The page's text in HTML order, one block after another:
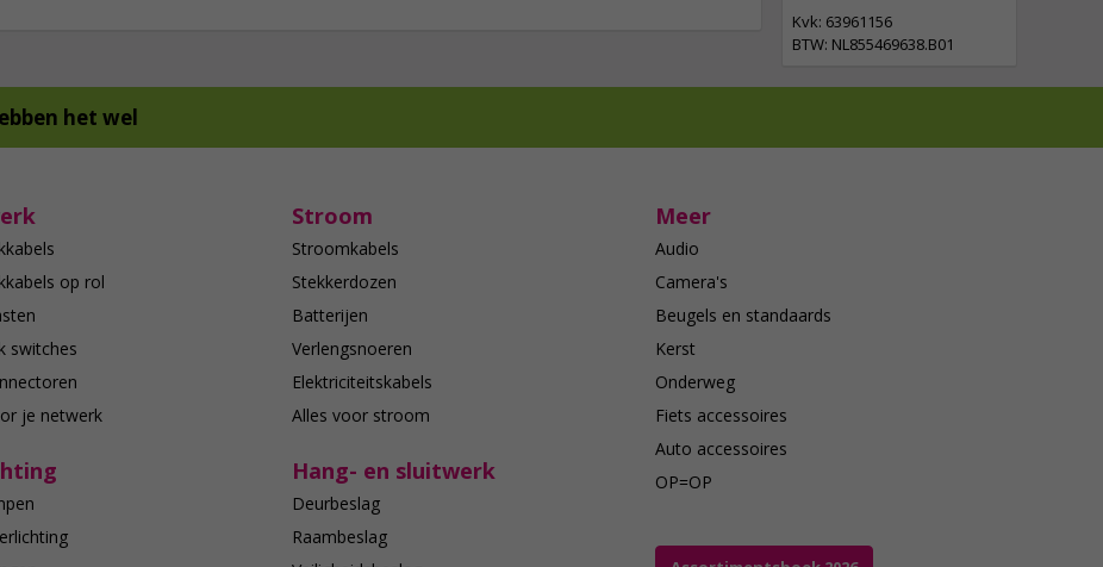
Kvk: 63961156
BTW: NL855469638.B01
het wel
op rol
switches
je netwerk
Stroom
Stroomkabels
Stekkerdozen
Batterijen
Verlengsnoeren
Elektriciteitskabels
Alles voor stroom
Hang- en sluitwerk
Deurbeslag
Raambeslag
Meer
Audio
Camera's
Beugels en standaards
Kerst
Onderweg
Fiets accessoires
Auto accessoires
OP=OP